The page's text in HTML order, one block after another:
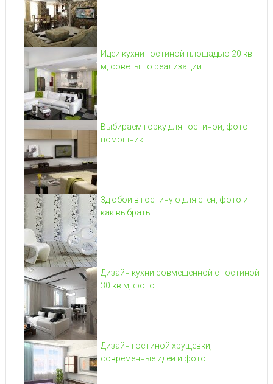
Идеи кухни гостиной площадью 20 кв
м, советы по реализации...
Выбираем горку для гостиной, фото
помощник...
3д обои в гостиную для стен, фото и
как выбрать...
Дизайн кухни совмещенной с гостиной
30 кв м, фото...
Дизайн гостиной хрущевки,
современные идеи и фото...